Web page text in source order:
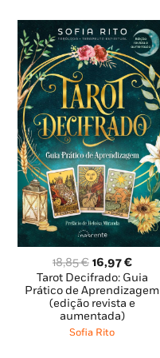
18,85€ O
preço
original
era:
18,85 €.
16,97€O
preço
atual
é:
Tarot Decifrado: Guia
Prático de Aprendizagem
(edição revista e
aumentada)
Sofia Rito